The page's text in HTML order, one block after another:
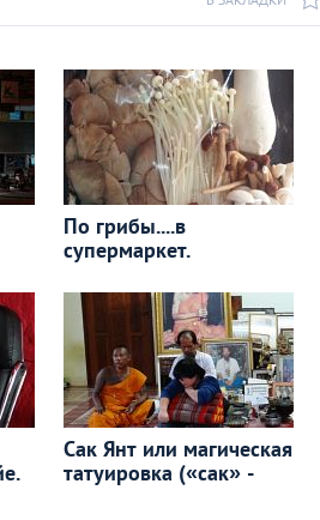
По грибы....в
супермаркет.
Сак Янт или магическая
татуировка («сак» -